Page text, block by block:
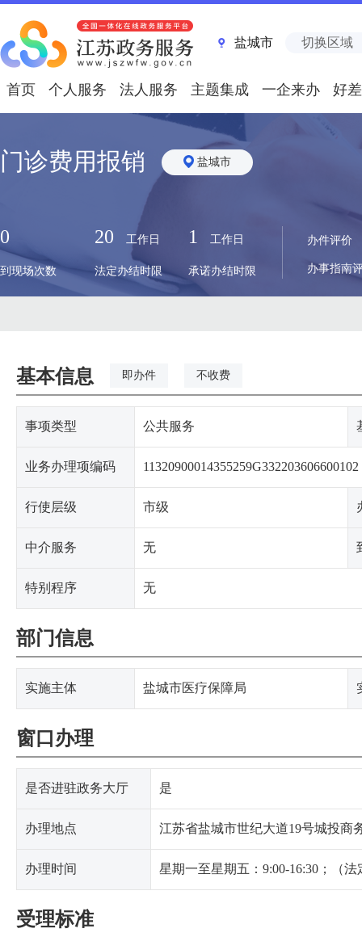
盐城市 切换区域
首页 个人服务 法人服务 主题集成 一企来办 好
门诊费用报销 盐城市
0
到现场次数
20 工作日
法定办结时限
1 工作日
承诺办结时限
办件评价
办事指南
基本信息 即办件 不收费
事项类型 公共服务
业务办理项编码 11320900014355259G332203606600102
行使层级 市级
中介服务 无
特别程序 无
部门信息
实施主体 盐城市医疗保障局
窗口办理
是否进驻政务大厅 是
办理地点 江苏省盐城市世纪大道19号城投商
办理时间 星期一至星期五：9:00-16:30；（
受理标准